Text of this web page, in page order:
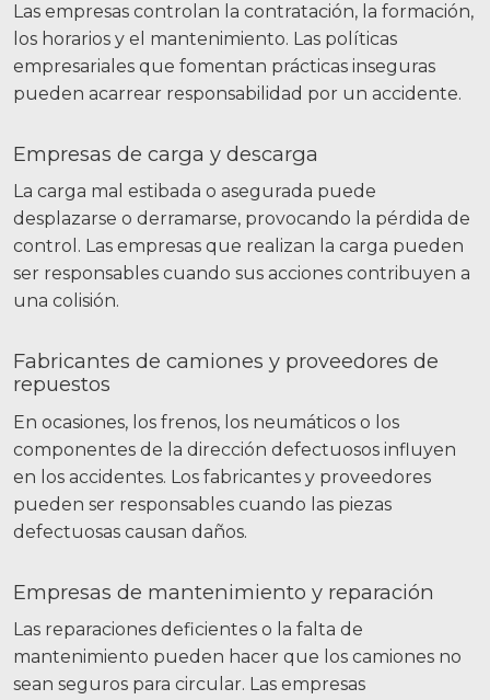
Las empresas controlan la contratación, la formación,
los horarios y el mantenimiento. Las políticas
empresariales que fomentan prácticas inseguras
pueden acarrear responsabilidad por un accidente.
Empresas de carga y descarga
La carga mal estibada o asegurada puede
desplazarse o derramarse, provocando la pérdida de
control. Las empresas que realizan la carga pueden
ser responsables cuando sus acciones contribuyen a
una colisión.
Fabricantes de camiones y proveedores de
repuestos
En ocasiones, los frenos, los neumáticos o los
componentes de la dirección defectuosos influyen
en los accidentes. Los fabricantes y proveedores
pueden ser responsables cuando las piezas
defectuosas causan daños.
Empresas de mantenimiento y reparación
Las reparaciones deficientes o la falta de
mantenimiento pueden hacer que los camiones no
sean seguros para circular. Las empresas